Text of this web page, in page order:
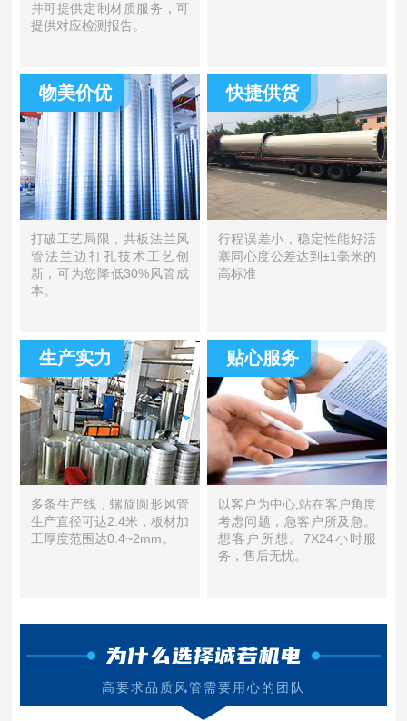
并可提供定制材质服务，可
提供对应检测报告。
物美价优
打破工艺局限，共板法兰风
管法兰边打孔技术工艺创
新，可为您降低30%风管成
本。
快捷供货
行程误差小，稳定性能好活
塞同心度公差达到±1毫米的
高标准
生产实力
多条生产线，螺旋圆形风管
生产直径可达2.4米，板材加
工厚度范围达0.4~2mm。
贴心服务
以客户为中心,站在客户角度
考虑问题，急客户所及急。
想客户所想。7X24小时服
务，售后无忧。
为什么选择诚若机电
高要求品质风管需要用心的团队